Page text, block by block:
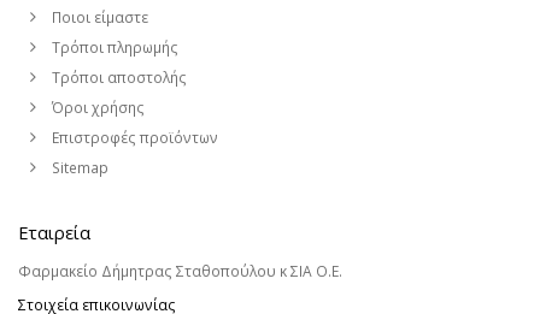
Ποιοι είμαστε
Τρόποι πληρωμής
Τρόποι αποστολής
Όροι χρήσης
Επιστροφές προϊόντων
Sitemap
Εταιρεία
Φαρμακείο Δήμητρας Σταθοπούλου κ ΣΙΑ Ο.Ε.
Στοιχεία επικοινωνίας